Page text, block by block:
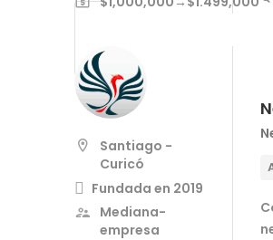
Santiago -
Curicó
Fundada en 2019
Mediana-
empresa